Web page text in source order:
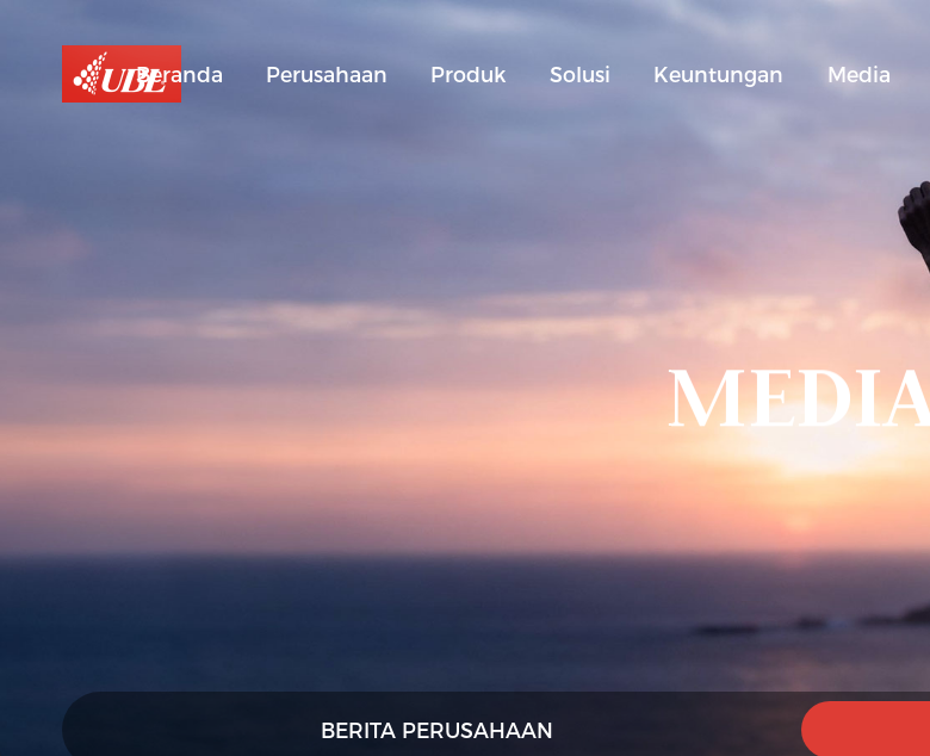
Beranda Perusahaan Produk Solusi Keuntungan Media
BERITA PERUSAHAAN